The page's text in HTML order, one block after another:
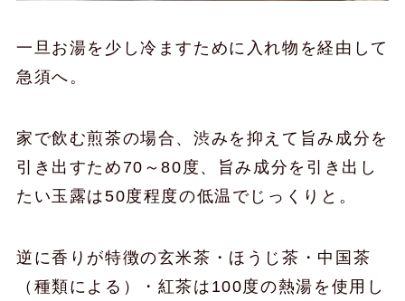
一旦お湯を少し冷ますために入れ物を経由して
急須へ。
家で飲む煎茶の場合、渋みを抑えて旨み成分を
引き出すため70～80度、旨み成分を引き出し
たい玉露は50度程度の低温でじっくりと。
逆に香りが特徴の玄米茶・ほうじ茶・中国茶
（種類による）・紅茶は100度の熱湯を使用し